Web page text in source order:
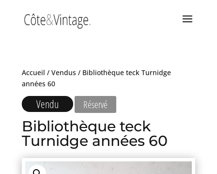
Accueil / Vendus/ Bibliothèque teck Turnidge
années 60
Vendu Réservé
Bibliothèque teck
Turnidge années 60